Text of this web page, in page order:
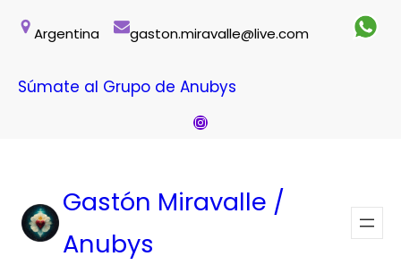
Argentina gaston.miravalle@live.com
Súmate al Grupo de Anubys
Instagram
Gastón Miravalle /
Anubys